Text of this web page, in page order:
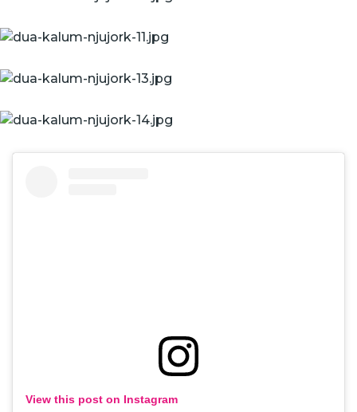
View this post on Instagram